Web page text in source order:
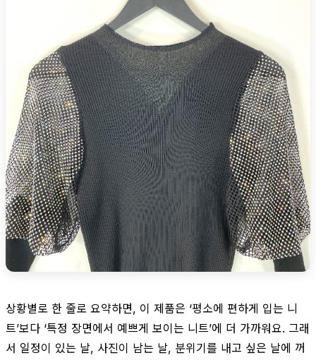
상황별로 한 줄로 요약하면, 이 제품은 ‘평소에 편하게 입는 니
트’보다 ‘특정 장면에서 예쁘게 보이는 니트’에 더 가까워요. 그래
서 일정이 있는 날, 사진이 남는 날, 분위기를 내고 싶은 날에 꺼